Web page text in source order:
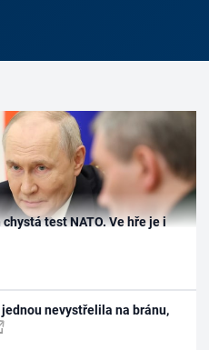
test NATO. Ve hře je i
nevystřelila na bránu,